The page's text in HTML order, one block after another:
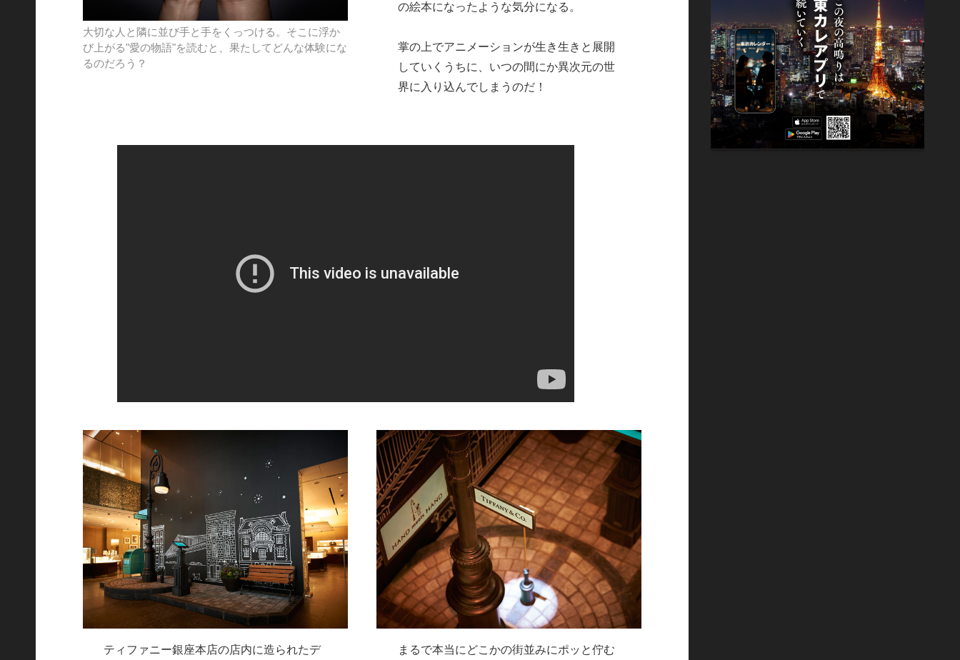
大切な人と隣に並び手と手をくっつける。そこに浮か
び上がる"愛の物語"を読むと、果たしてどんな体験にな
るのだろう？
の絵本になったような気分になる。
掌の上でアニメーションが生き生きと展開
していくうちに、いつの間にか異次元の世
界に入り込んでしまうのだ！
ティファニー銀座本店の店内に造られたデ
まるで本当にどこかの街並みにポッと佇む